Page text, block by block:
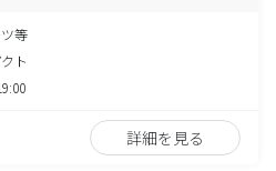
等
ト
詳細を見る